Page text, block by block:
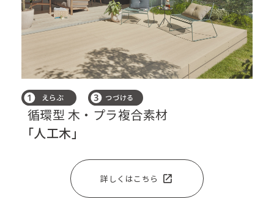
循環型 木・プラ複合素材
「人工木」
詳しくはこちら open_in_new